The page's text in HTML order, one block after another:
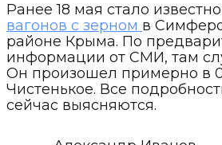
Ранее 18 мая стало
вагонов с зерном в
районе Крыма. По
информации от СМИ, там
Он произошел примерно в
Чистенькое. Все
сейчас выясняются.